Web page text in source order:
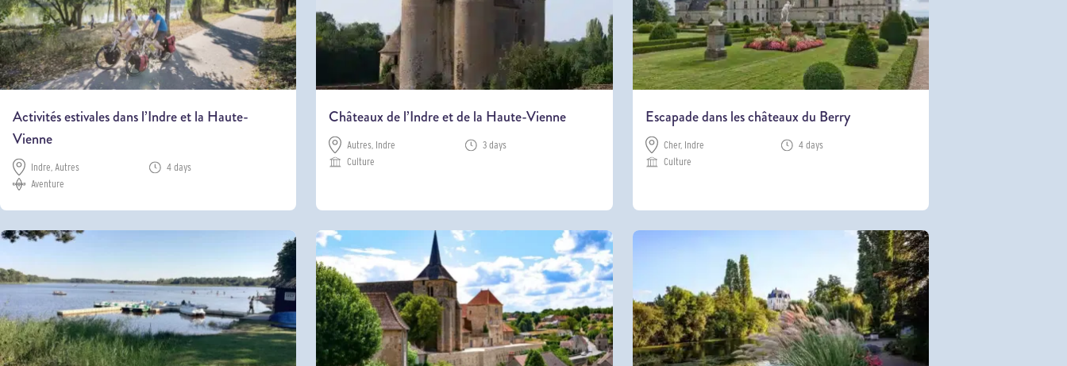
Activités estivales dans l’Indre et la Haute-
Vienne
Indre, Autres
4 days
Aventure
Châteaux de l’Indre et de la Haute-Vienne
Autres, Indre
3 days
Culture
Escapade dans les châteaux du Berry
Cher, Indre
4 days
Culture